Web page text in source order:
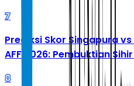
7
Prediksi Skor Singapura
AFF 2026: Pembuktian
8